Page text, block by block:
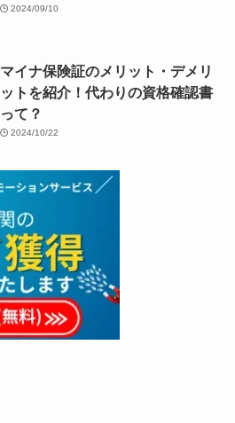
2024/09/10
マイナ保険証のメリット・デメリ
ットを紹介！代わりの資格確認書
って？
2024/10/22